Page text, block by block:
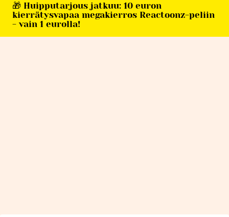
🎁 Huipputarjous jatkuu: 10 euron
kierrätysvapaa megakierros Reactoonz-peliin
- vain 1 eurolla!